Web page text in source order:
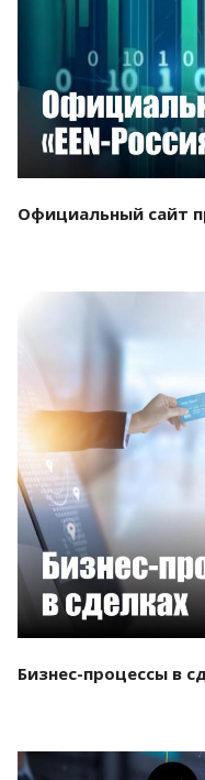
Официальный сайт
Бизнес-процессы в